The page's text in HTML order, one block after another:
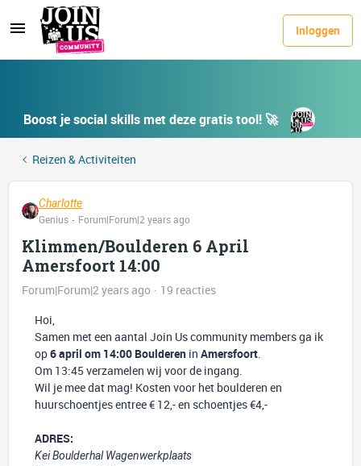
Inloggen
Boost je social skills met deze gratis tool! 🚀
Reizen & Activiteiten
Charlotte
Genius
Forum|Forum|2 years ago
Klimmen/Boulderen 6 April
Amersfoort 14:00
Forum|Forum|2 years ago
19 reacties
Hoi,
Samen met een aantal Join Us community members ga ik
op6 april om 14:00 Boulderen in Amersfoort.
Om 13:45 verzamelen wij voor de ingang.
Wil je mee dat mag! Kosten voor het boulderen en
huurschoentjes entree€ 12,- en schoentjes €4,-
ADRES:
Kei Boulderhal Wagenwerkplaats